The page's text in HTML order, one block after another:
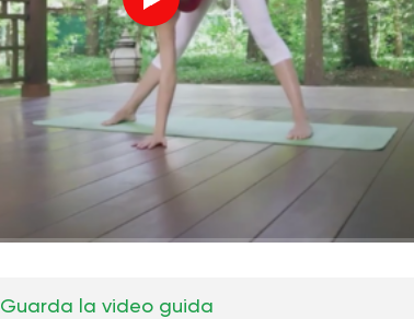
Voce dell'istruttore
pioggia estiva
silenzio di montagna
brezza marina
la voce del vento
foresta di primavera
Guarda la video guida